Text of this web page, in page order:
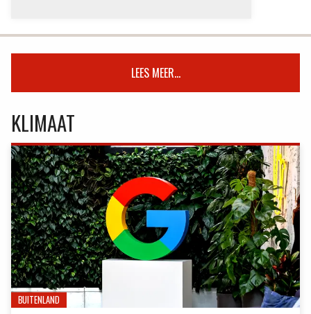
LEES MEER...
KLIMAAT
BUITENLAND